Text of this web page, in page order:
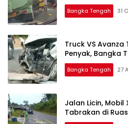
Bangka Tengah 31
Truck VS
Penyak, Bangka
Bangka Tengah 27
Jalan Licin, Mobil
Tabrakan di